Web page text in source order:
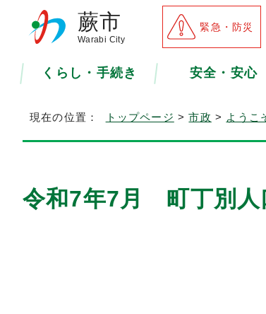
蕨市
Warabi City
緊急・防災
くらし・手続き 安全・安心
現在の位置： トップページ >市政 > ようこ
令和7年7月 町丁別人